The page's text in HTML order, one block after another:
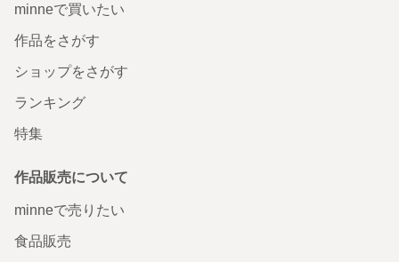
minneで買いたい
作品をさがす
ショップをさがす
ランキング
特集
作品販売について
minneで売りたい
食品販売